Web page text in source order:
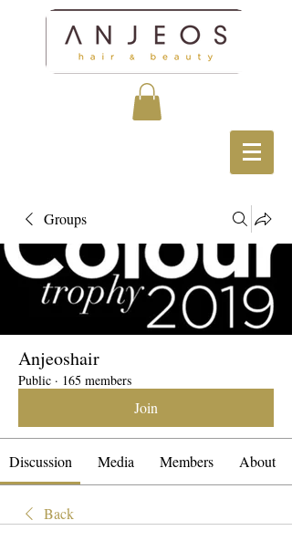
Groups
Anjeoshair
Public · 165 members
Join
Discussion Media Members About
Back